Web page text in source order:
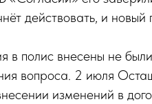
действовать, и
полис внесены не
вопроса. 2 июля
изменений в